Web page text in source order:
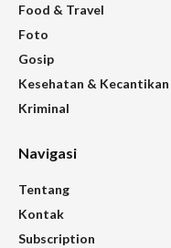
Food & Travel
Foto
Gosip
Kesehatan & Kecantikan
Kriminal
Navigasi
Tentang
Kontak
Subscription